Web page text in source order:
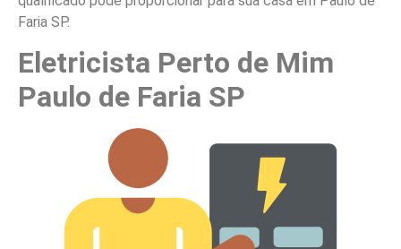
Faria SP.
Eletricista Perto de Mim
Paulo de Faria SP